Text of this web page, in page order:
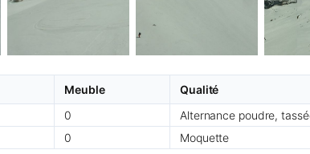
Meuble
Qualité
0
Alternance poudre,
0 Moquette